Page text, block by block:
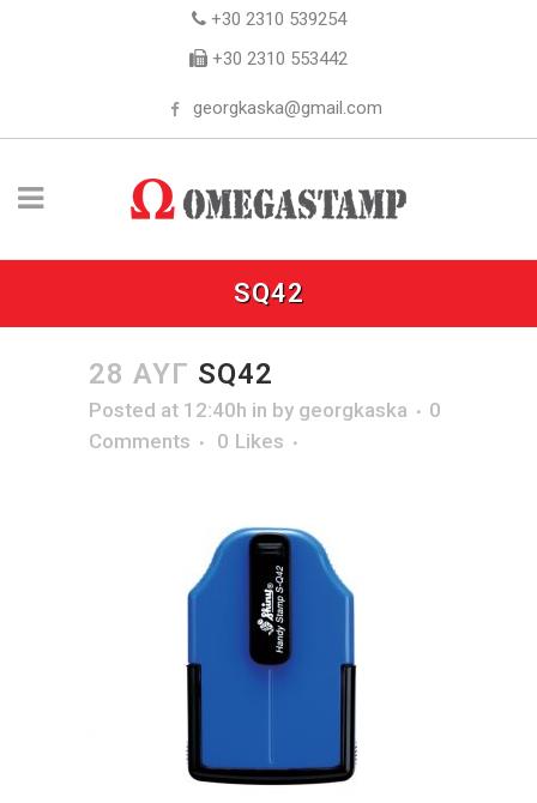
+30 2310 539254
+30 2310 553442
georgkaska@gmail.com
SQ42
28 ΑΥΓ SQ42
Posted at 12:40h in by georgkaska
0
Comments
0 Likes